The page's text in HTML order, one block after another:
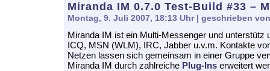
Miranda IM 0.7.0 Test-Build #33 –
Montag, 9. Juli 2007, 18:13 Uhr| geschrieben
Miranda IM ist ein Multi-Messenger und unterstütz
ICQ, MSN (WLM), IRC, Jabber u.v.m. Kontakte
Netzen lassen sich gemeinsam in einer Gruppe
Miranda IM durch zahlreiche Plug-Ins erweitert